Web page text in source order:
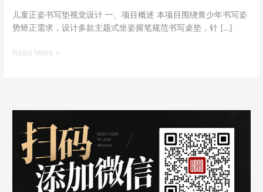
儿童正姿书写垫视觉设计 一、项目概述 本项目围绕青少年书写姿
势矫正需求，设计多款主题式坐姿握笔规范书写桌垫，针 […]
Read More »